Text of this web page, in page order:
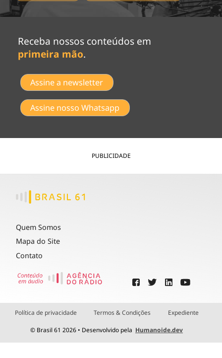
Receba nossos conteúdos em
primeira mão.
Assine a newsletter
Assine nosso Whatsapp
PUBLICIDADE
Quem Somos
Mapa do Site
Contato
Política de privacidade Termos & Condições Expediente
© Brasil 61 2026 • Desenvolvido pela Humanoide.dev